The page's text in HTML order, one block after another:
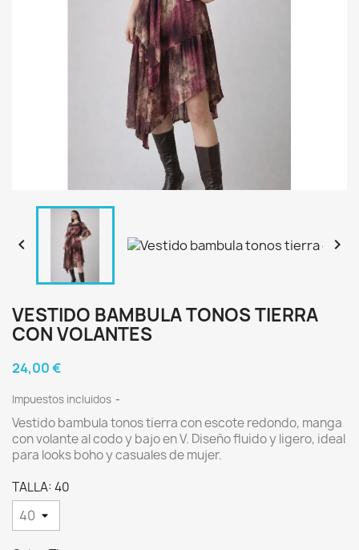
 
VESTIDO BAMBULA TONOS TIERRA
CON VOLANTES
24,00 €
Impuestos incluidos
Vestido bambula tonos tierra con escote redondo, manga
con volante al codo y bajo en V. Diseño fluido y ligero, ideal
para looks boho y casuales de mujer.
TALLA: 40